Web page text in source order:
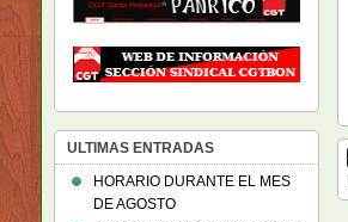
ULTIMAS ENTRADAS
HORARIO DURANTE EL MES
DE AGOSTO